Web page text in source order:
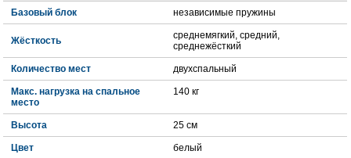
Базовый блок независимые пружины
Жёсткость
среднемягкий, средний,
среднежёсткий
Количество мест двухспальный
Макс. нагрузка на спальное
место
140 кг
Высота 25 см
Цвет белый